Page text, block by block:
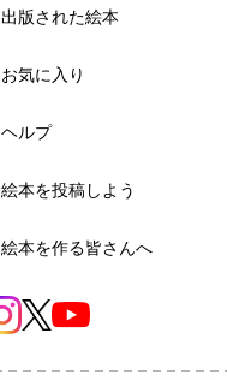
出版された絵本
お気に入り
ヘルプ
絵本を投稿しよう
絵本を作る皆さんへ